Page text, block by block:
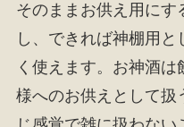
そのままお供え用にす
し、できれば神棚用と
く使えます。お神酒
様へのお供えとして扱